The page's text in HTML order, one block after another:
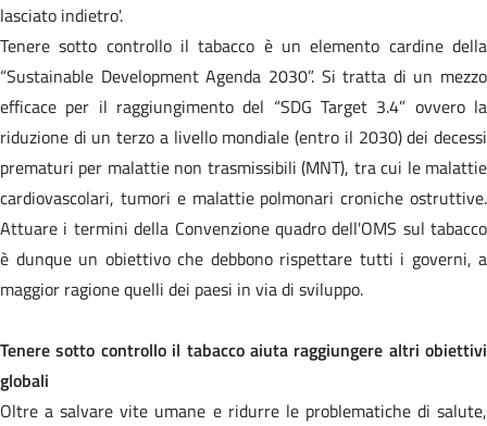
lasciato indietro'.
Tenere sotto controllo il tabacco è un elemento cardine della
“Sustainable Development Agenda 2030”. Si tratta di un mezzo
efficace per il raggiungimento del “SDG Target 3.4” ovvero la
riduzione di un terzo a livello mondiale (entro il 2030) dei decessi
prematuri per malattie non trasmissibili (MNT), tra cui le malattie
cardiovascolari, tumori e malattie polmonari croniche ostruttive.
Attuare i termini della Convenzione quadro dell'OMS sul tabacco
è dunque un obiettivo che debbono rispettare tutti i governi, a
maggior ragione quelli dei paesi in via di sviluppo.
Tenere sotto controllo il tabacco aiuta raggiungere altri obiettivi
globali
Oltre a salvare vite umane e ridurre le problematiche di salute,